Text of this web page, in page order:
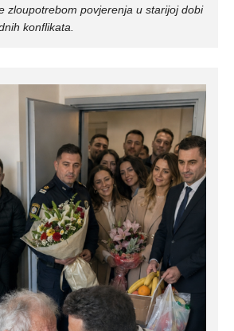
zloupotrebom povjerenja u starijoj dobi
konflikata.